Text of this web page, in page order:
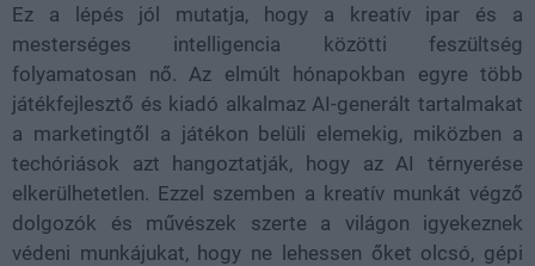
Ez a lépés jól mutatja, hogy a kreatív ipar és a
mesterséges intelligencia közötti feszültség
folyamatosan nő. Az elmúlt hónapokban egyre több
játékfejlesztő és kiadó alkalmaz AI-generált tartalmakat
a marketingtől a játékon belüli elemekig, miközben a
techóriások azt hangoztatják, hogy az AI térnyerése
elkerülhetetlen. Ezzel szemben a kreatív munkát végző
dolgozók és művészek szerte a világon igyekeznek
védeni munkájukat, hogy ne lehessen őket olcsó, gépi